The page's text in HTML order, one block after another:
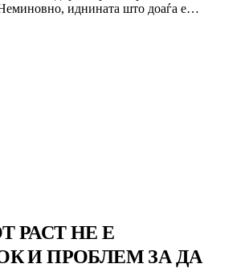
иднината што доаѓа е…
РАСТ НЕ Е
И ПРОБЛЕМ ЗА ДА